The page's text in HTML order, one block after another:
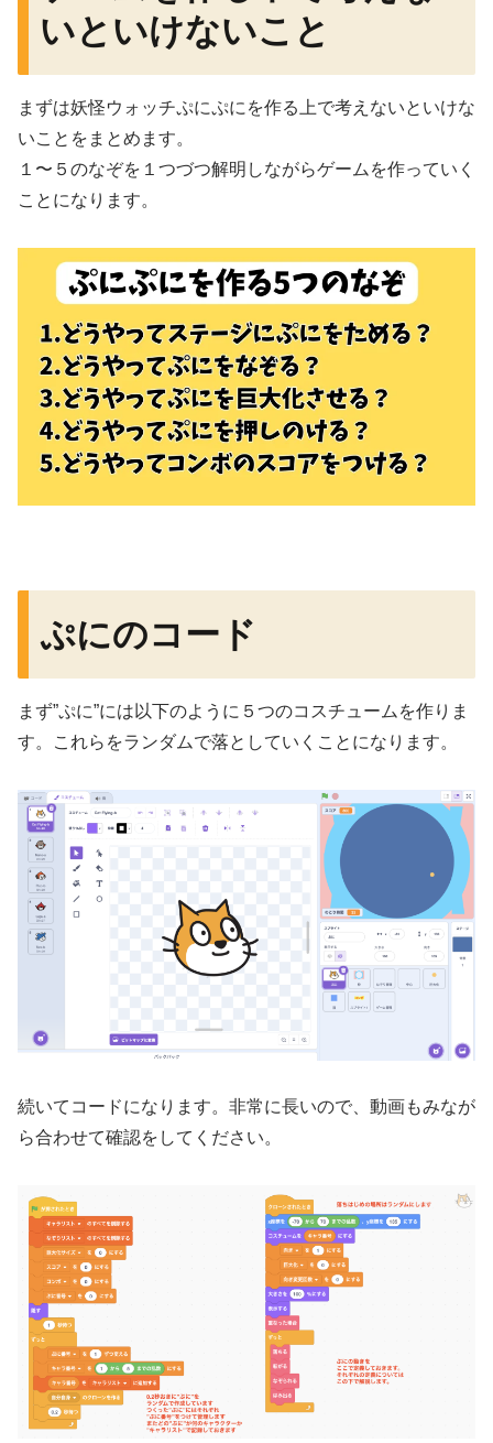
いといけないこと
まずは妖怪ウォッチぷにぷにを作る上で考えないといけな
いことをまとめます。
１〜５のなぞを１つづつ解明しながらゲームを作っていく
ことになります。
ぷにのコード
まず”ぷに”には以下のように５つのコスチュームを作りま
す。これらをランダムで落としていくことになります。
続いてコードになります。非常に長いので、動画もみなが
ら合わせて確認をしてください。